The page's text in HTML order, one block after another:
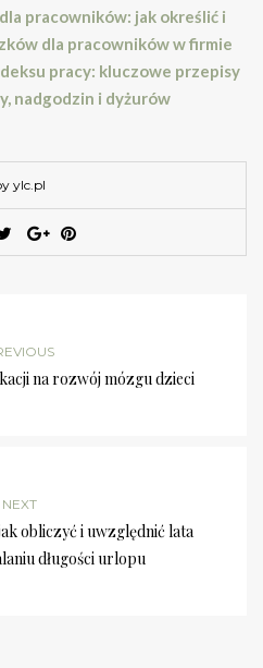
pracowników: jak określić i
dla pracowników w firmie
pracy: kluczowe przepisy
nadgodzin i dyżurów
ylc.pl
na rozwój mózgu dzieci
NEXT
obliczyć i uwzględnić lata
długości urlopu